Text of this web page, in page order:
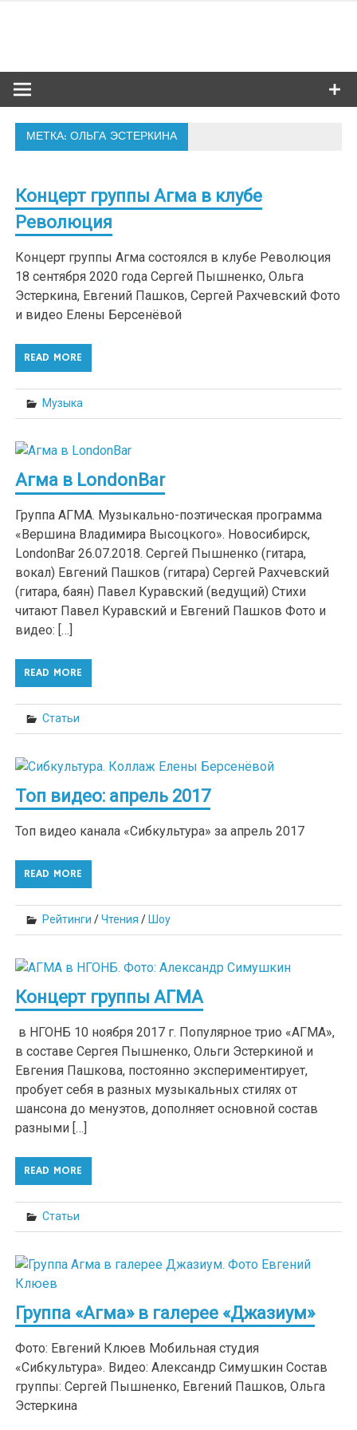
МЕТКА: ОЛЬГА ЭСТЕРКИНА
Концерт группы Агма в клубе
Революция
Концерт группы Агма состоялся в клубе Революция
18 сентября 2020 года Сергей Пышненко, Ольга
Эстеркина, Евгений Пашков, Сергей Рахчевский Фото
и видео Елены Берсенёвой
READ MORE
Музыка
Агма в LondonBar
Группа АГМА. Музыкально-поэтическая программа
«Вершина Владимира Высоцкого». Новосибирск,
LondonBar 26.07.2018. Сергей Пышненко (гитара,
вокал) Евгений Пашков (гитара) Сергей Рахчевский
(гитара, баян) Павел Куравский (ведущий) Стихи
читают Павел Куравский и Евгений Пашков Фото и
видео: […]
READ MORE
Статьи
Топ видео: апрель 2017
Топ видео канала «Сибкультура» за апрель 2017
READ MORE
Рейтинги /Чтения / Шоу
Концерт группы АГМА
в НГОНБ 10 ноября 2017 г. Популярное трио «АГМА»,
в составе Сергея Пышненко, Ольги Эстеркиной и
Евгения Пашкова, постоянно экспериментирует,
пробует себя в разных музыкальных стилях от
шансона до менуэтов, дополняет основной состав
разными […]
READ MORE
Статьи
Группа «Агма» в галерее «Джазиум»
Фото: Евгений Клюев Мобильная студия
«Сибкультура». Видео: Александр Симушкин Состав
группы: Сергей Пышненко, Евгений Пашков, Ольга
Эстеркина